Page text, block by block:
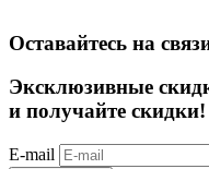
Оставайтесь на
Эксклюзивные
и получайте скидки!
E-mail